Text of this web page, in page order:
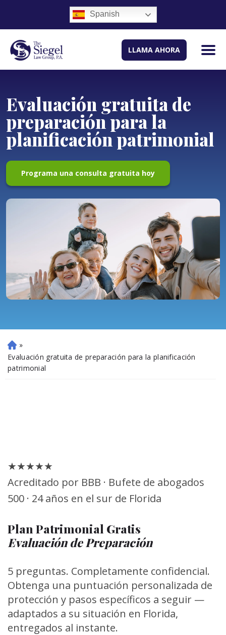
Spanish
LLAMA AHORA
Evaluación gratuita de
preparación para la
planificación patrimonial
Programa una consulta gratuita hoy
Ini
ci
o
»
Evaluación gratuita de preparación para la planificación
patrimonial
★★★★★
Acreditado por BBB · Bufete de abogados
500 · 24 años en el sur de Florida
Plan Patrimonial Gratis
Evaluación de Preparación
5 preguntas. Completamente confidencial.
Obtenga una puntuación personalizada de
protección y pasos específicos a seguir —
adaptados a su situación en Florida,
entregados al instante.